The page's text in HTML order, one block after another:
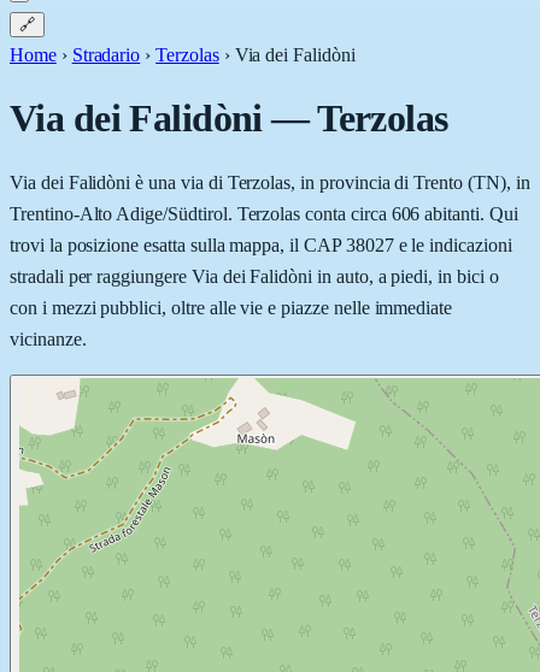
🔗
Home › Stradario › Terzolas › Via dei Falidòni
Via dei Falidòni—Terzolas
Via dei Falidòni è una via di Terzolas, in provincia di Trento (TN), in
Trentino-Alto Adige/Südtirol. Terzolas conta circa 606 abitanti. Qui
trovi la posizione esatta sulla mappa, il CAP 38027 e le indicazioni
stradali per raggiungere Via dei Falidòni in auto, a piedi, in bici o
con i mezzi pubblici, oltre alle vie e piazze nelle immediate
vicinanze.